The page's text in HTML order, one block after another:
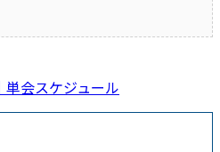
会スケジュール